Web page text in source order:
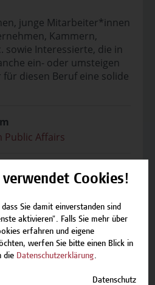
junge Mitarbeiter*innen
Kammern,
sowie Interessierte, die in
ein- oder umsteigen
diesen Beruf eine solide
Affairs
umfasst 15 ECTS,
prüfung. Nach
schließen
mit dem Zertifikat „Public
Cookies!
Sie damit einverstanden sind
aktivieren". Falls Sie mehr über
erfahren und eigene
werfen Sie bitte einen Blick in
die Datenschutzerklärung.
Datenschutz